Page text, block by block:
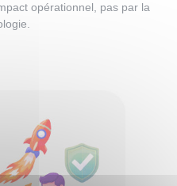
opérationnel, pas par la